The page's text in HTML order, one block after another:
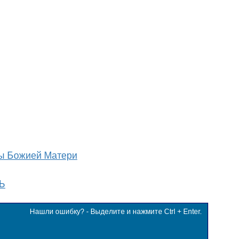
Божией Матери
Нашли ошибку? - Выделите и нажмите Ctrl + Enter.